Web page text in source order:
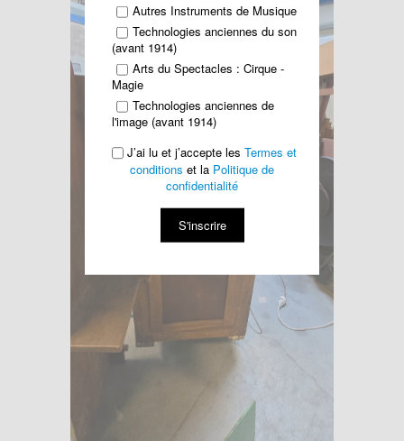
Autres Instruments de Musique
Technologies anciennes du son
(avant 1914)
Arts du Spectacles : Cirque -
Magie
Technologies anciennes de
l'image (avant 1914)
J’ai lu et j’accepte les Termes et
conditions et la Politique de
confidentialité
S'inscrire